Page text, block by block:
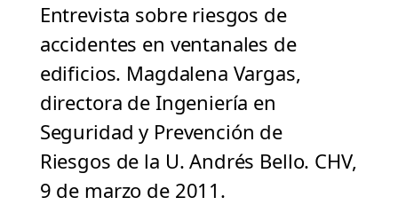
Entrevista sobre riesgos de
accidentes en ventanales de
edificios. Magdalena Vargas,
directora de Ingeniería en
Seguridad y Prevención de
Riesgos de la U. Andrés Bello. CHV,
9 de marzo de 2011.